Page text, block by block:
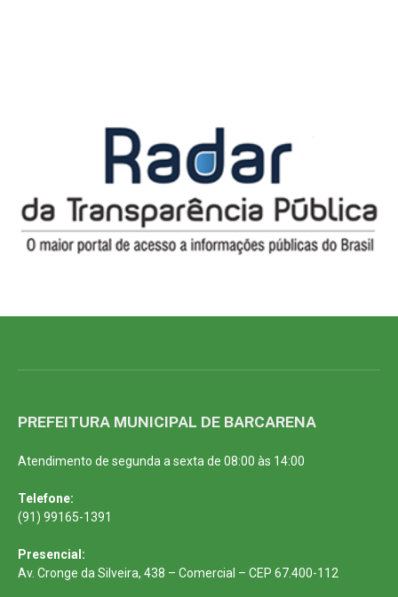
PREFEITURA MUNICIPAL DE BARCARENA
Atendimento de segunda a sexta de 08:00 às 14:00
Telefone:
(91) 99165-1391
Presencial:
Av. Cronge da Silveira, 438 – Comercial – CEP 67.400-112